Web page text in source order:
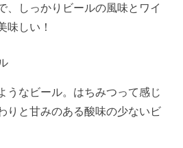
、しっかりビールの風味とワイ
味しい！
うなビール。はちみつって感じ
りと甘みのある酸味の少ないビ